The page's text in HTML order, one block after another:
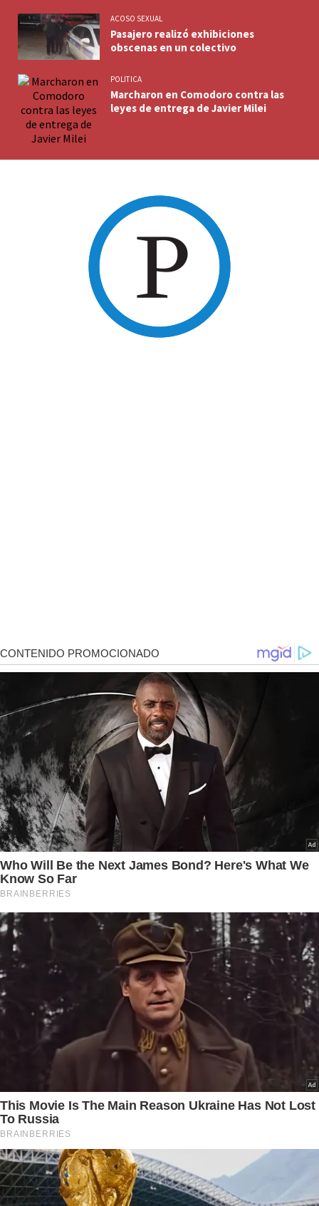
ACOSO SEXUAL
Pasajero realizó exhibiciones
obscenas en un colectivo
POLITICA
Marcharon en Comodoro contra las
leyes de entrega de Javier Milei